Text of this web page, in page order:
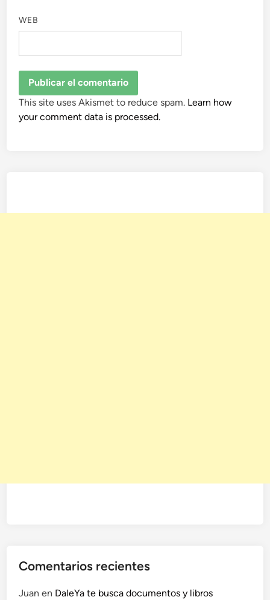
WEB
This site uses Akismet to reduce spam. Learn how
your comment data is processed.
Comentarios recientes
Juan en DaleYa te busca documentos y libros